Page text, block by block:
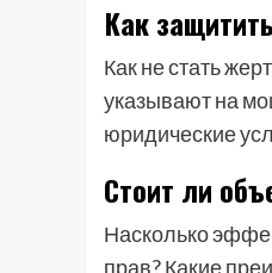
Как
Как не стать
указывают на
юридические
Стоит ли
Насколько
прав? Какие